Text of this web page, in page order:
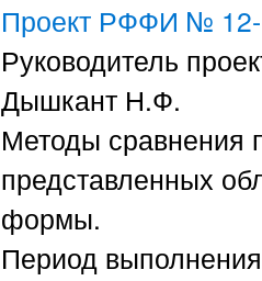
Проект РФФИ № 12-
Руководитель
Дышкант Н.Ф.
Методы сравнения
представленных
формы.
Период